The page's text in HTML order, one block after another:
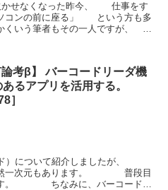
かせなくなった昨今、 仕事をす
ンの前に座る」 という方も多
くいう筆者もその一人ですが、
論考β】 バーコードリーダ機
るアプリを活用する。
］
）について紹介しましたが、
然一次元もあります。 普段目
す。 ちなみに、バーコードが